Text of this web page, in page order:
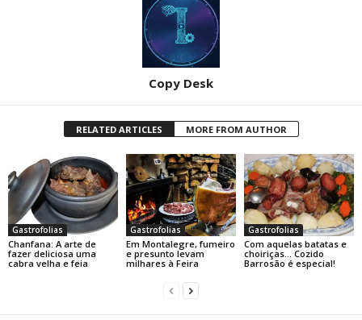
Copy Desk
RELATED ARTICLES MORE FROM AUTHOR
Gastrofolias
Chanfana: A arte de
fazer deliciosa uma
cabra velha e feia
Gastrofolias
Em Montalegre, fumeiro
e presunto levam
milhares à Feira
Gastrofolias
Com aquelas batatas e
choiriças… Cozido
Barrosão é especial!